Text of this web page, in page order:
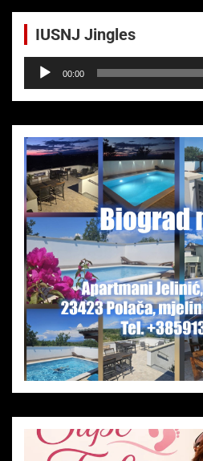
IUSNJ Jingles
Audio-
Player
00:00